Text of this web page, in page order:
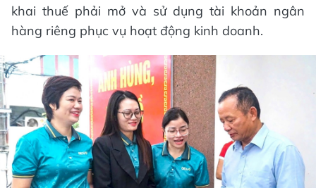
khai thuế phải mở và sử dụng tài khoản ngân
hàng riêng phục vụ hoạt động kinh doanh.